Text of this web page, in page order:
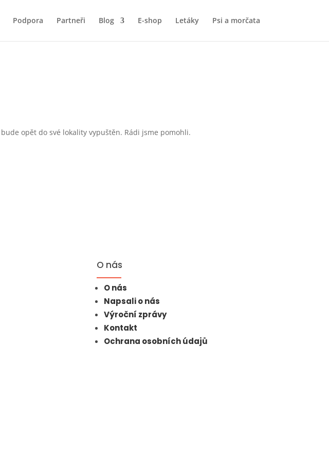
Podpora Partneři Blog E-shop Letáky Psi a morčata
bude opět do své lokality vypuštěn. Rádi jsme pomohli.
O nás
O nás
Napsali o nás
Výroční zprávy
Kontakt
Ochrana osobních údajů